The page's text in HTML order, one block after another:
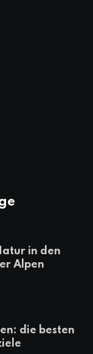
in den
Alpen
die besten